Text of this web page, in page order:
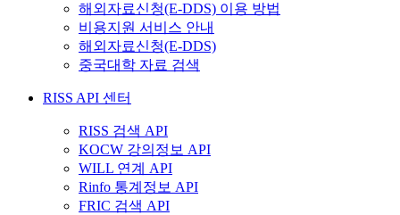
해외자료신청(E-DDS) 이용 방법
비용지원 서비스 안내
해외자료신청(E-DDS)
중국대학 자료 검색
RISS API 센터
RISS 검색 API
KOCW 강의정보 API
WILL 연계 API
Rinfo 통계정보 API
FRIC 검색 API